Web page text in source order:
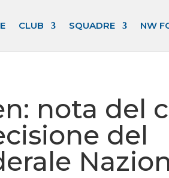
CLUB SQUADRE NW
nota del
del